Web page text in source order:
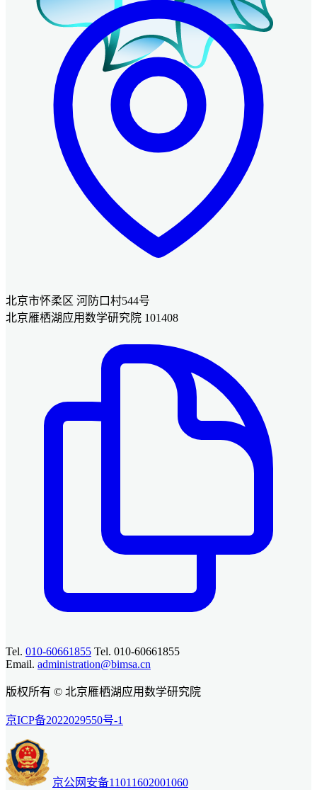
北京市怀柔区 河防口村544号
北京雁栖湖应用数学研究院 101408
Tel. 010-60661855 Tel. 010-60661855
Email. administration@bimsa.cn
版权所有 © 北京雁栖湖应用数学研究院
京ICP备2022029550号-1
京公网安备11011602001060